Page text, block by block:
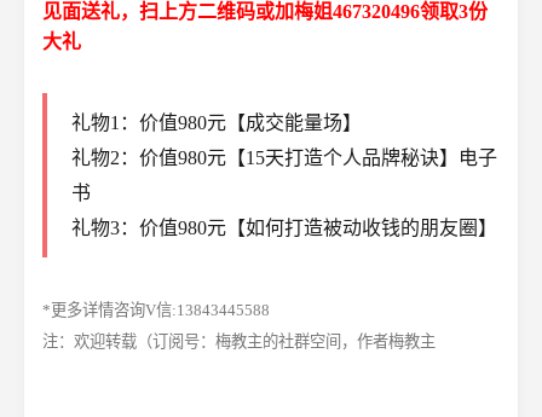
见面送礼，扫上方二维码或加梅姐467320496领取3份
大礼
礼物1：价值980元【成交能量场】
礼物2：价值980元【15天打造个人品牌秘诀】电子
书
礼物3：价值980元【如何打造被动收钱的朋友圈】
*更多详情咨询V信:13843445588
注：欢迎转载（订阅号：梅教主的社群空间，作者梅教主